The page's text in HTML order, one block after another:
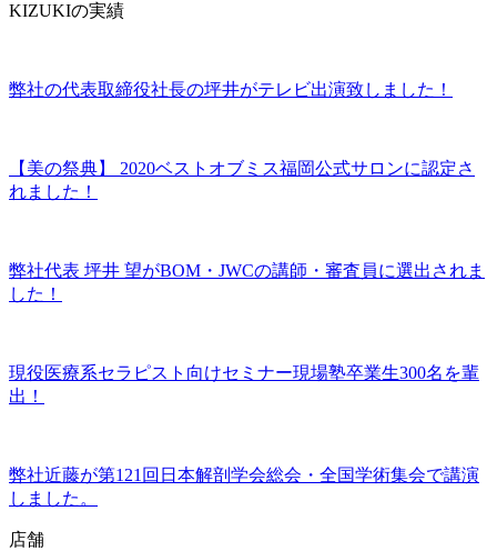
KIZUKIの実績
弊社の代表取締役社長の坪井がテレビ出演致しました！
【美の祭典】 2020ベストオブミス福岡公式サロンに認定さ
れました！
弊社代表 坪井 望がBOM・JWCの講師・審査員に選出されま
した！
現役医療系セラピスト向けセミナー現場塾卒業生300名を輩
出！
弊社近藤が第121回日本解剖学会総会・全国学術集会で講演
しました。
店舗